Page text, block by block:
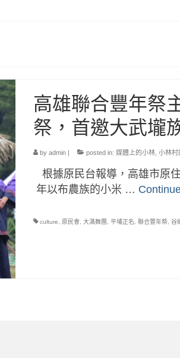
高雄聯合豐年祭
祭，首邀大武壠
by admin| posted in: 媒體上的小林, 小林村
根據原民台報導，高雄市原
年以布農族的小米 …
culture 原民會, 大滿舞團 平埔正名 聯合豐年祭, 谷